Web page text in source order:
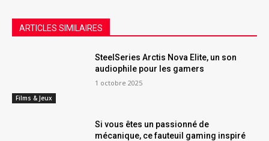
ARTICLES SIMILAIRES
Films & Jeux
SteelSeries Arctis Nova Elite, un son
audiophile pour les gamers
1 octobre 2025
Si vous êtes un passionné de
mécanique, ce fauteuil gaming inspiré